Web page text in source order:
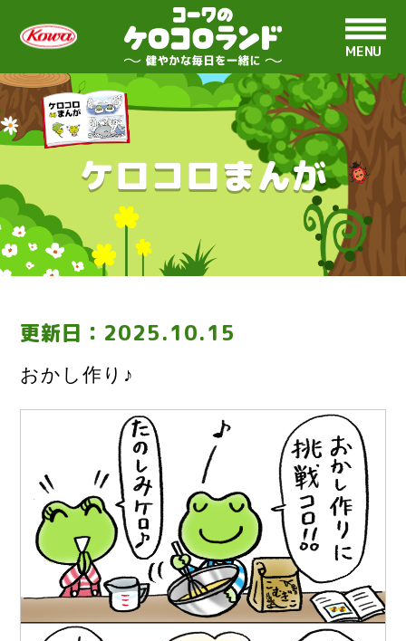
MENU
ケロコロまんが
更新日： 2025.10.15
おかし作り♪